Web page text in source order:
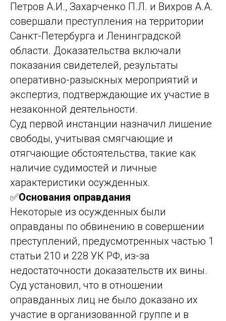
Петров А.И., Захарченко П.Л. и Вихров А.А.
совершали преступления на территории
Санкт-Петербурга и Ленинградской
области. Доказательства включали
показания свидетелей, результаты
оперативно-разыскных мероприятий и
экспертиз, подтверждающие их участие в
незаконной деятельности.
Суд первой инстанции назначил лишение
свободы, учитывая смягчающие и
отягчающие обстоятельства, такие как
наличие судимостей и личные
характеристики осужденных.
✅Основания оправдания
Некоторые из осужденных были
оправданы по обвинению в совершении
преступлений, предусмотренных частью 1
статьи 210 и 228 УК РФ, из-за
недостаточности доказательств их вины.
Суд установил, что в отношении
оправданных лиц не было доказано их
участие в организованной группе и в